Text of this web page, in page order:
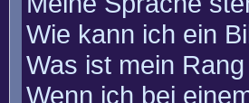
Wie kann ich ein
Was ist mein
Wenn ich bei